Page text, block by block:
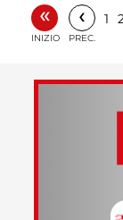
«
INIZIO
‹
PREC.
1